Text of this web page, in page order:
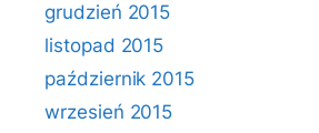
grudzień 2015
listopad 2015
październik 2015
wrzesień 2015